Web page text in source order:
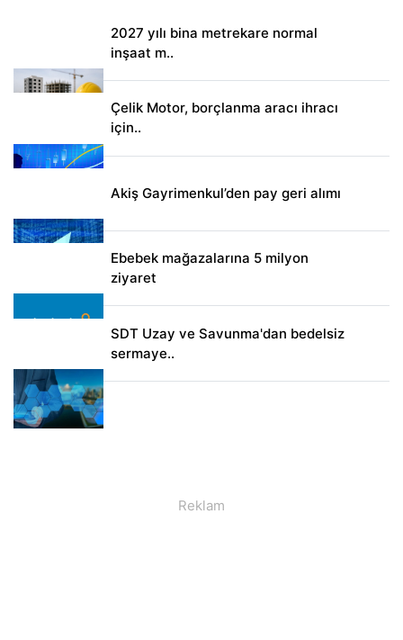
2027 yılı bina metrekare normal
inşaat m..
Çelik Motor, borçlanma aracı ihracı
için..
Akiş Gayrimenkul’den pay geri alımı
Ebebek mağazalarına 5 milyon
ziyaret
SDT Uzay ve Savunma'dan bedelsiz
sermaye..